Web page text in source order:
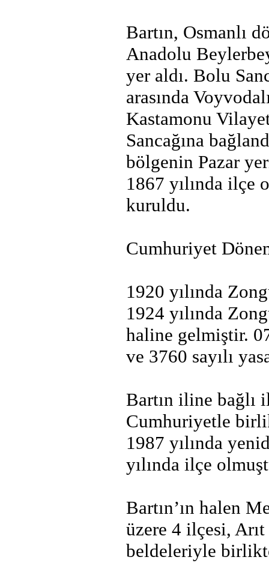
Bartın, Osmanlı
Anadolu
yer aldı. Bolu
arasında
Kastamonu
Sancağına
bölgenin Pazar
1867 yılında ilçe
kuruldu.
Cumhuriyet
1920 yılında
1924 yılında
haline gelmiştir.
ve 3760 sayılı
Bartın iline bağlı
Cumhuriyetle
1987 yılında
yılında ilçe
Bartın’ın halen
üzere 4 ilçesi,
beldeleriyle